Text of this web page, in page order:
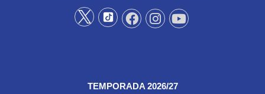
TEMPORADA 2026/27